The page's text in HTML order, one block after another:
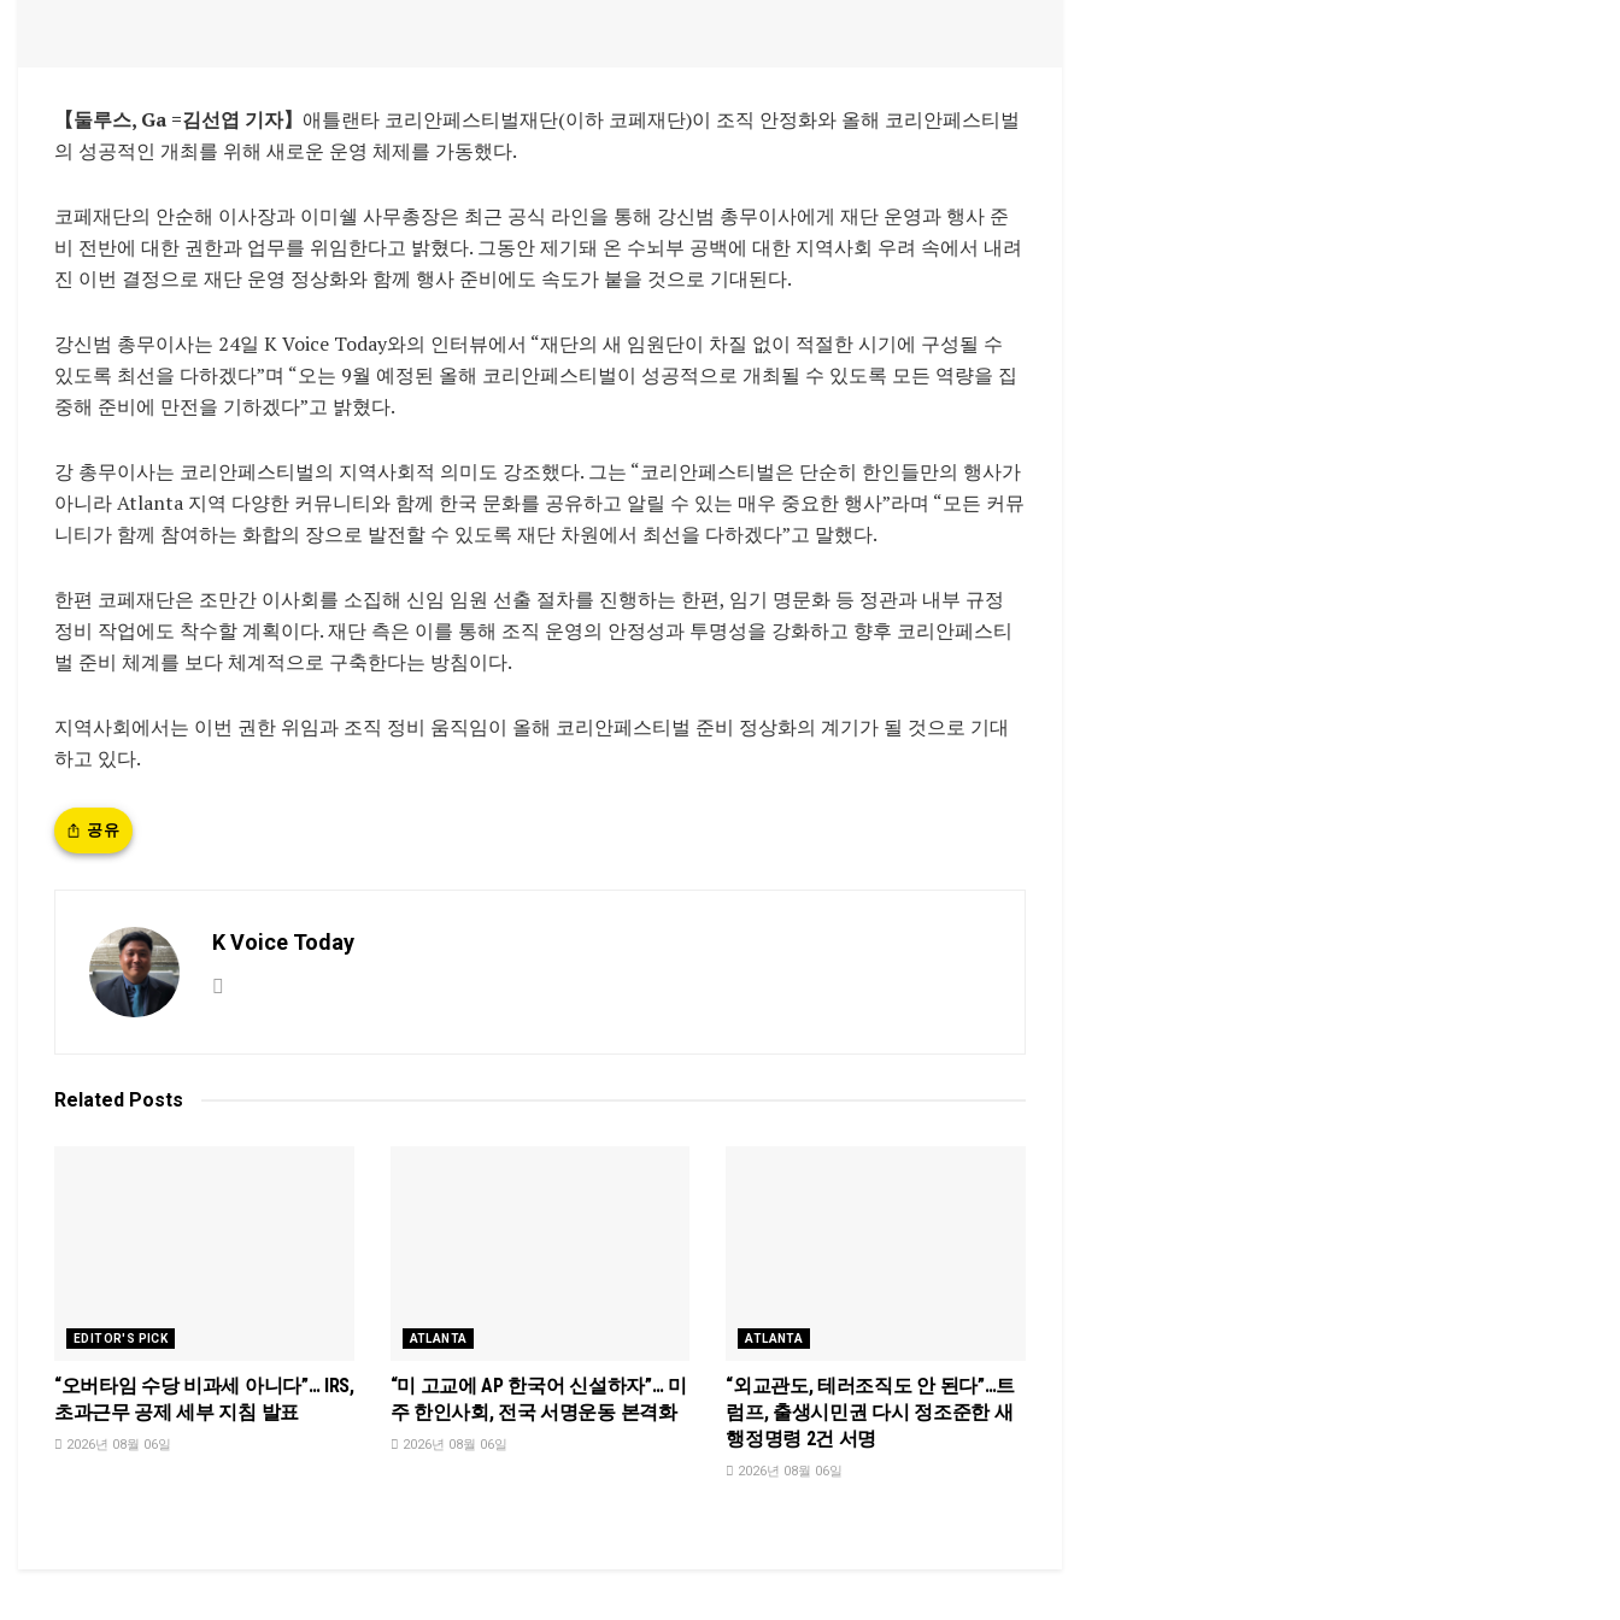
【둘루스, Ga =김선엽 기자】 애틀랜타 코리안페스티벌재단(이하 코페재단)이 조직 안정화와 올해 코리안페스티벌
의 성공적인 개최를 위해 새로운 운영 체제를 가동했다.
코페재단의 안순해 이사장과 이미쉘 사무총장은 최근 공식 라인을 통해 강신범 총무이사에게 재단 운영과 행사 준
비 전반에 대한 권한과 업무를 위임한다고 밝혔다. 그동안 제기돼 온 수뇌부 공백에 대한 지역사회 우려 속에서 내려
진 이번 결정으로 재단 운영 정상화와 함께 행사 준비에도 속도가 붙을 것으로 기대된다.
강신범 총무이사는 24일 K Voice Today와의 인터뷰에서 “재단의 새 임원단이 차질 없이 적절한 시기에 구성될 수
있도록 최선을 다하겠다”며 “오는 9월 예정된 올해 코리안페스티벌이 성공적으로 개최될 수 있도록 모든 역량을 집
중해 준비에 만전을 기하겠다”고 밝혔다.
강 총무이사는 코리안페스티벌의 지역사회적 의미도 강조했다. 그는 “코리안페스티벌은 단순히 한인들만의 행사가
아니라Atlanta 지역 다양한 커뮤니티와 함께 한국 문화를 공유하고 알릴 수 있는 매우 중요한 행사”라며 “모든 커뮤
니티가 함께 참여하는 화합의 장으로 발전할 수 있도록 재단 차원에서 최선을 다하겠다”고 말했다.
한편 코페재단은 조만간 이사회를 소집해 신임 임원 선출 절차를 진행하는 한편, 임기 명문화 등 정관과 내부 규정
정비 작업에도 착수할 계획이다. 재단 측은 이를 통해 조직 운영의 안정성과 투명성을 강화하고 향후 코리안페스티
벌 준비 체계를 보다 체계적으로 구축한다는 방침이다.
지역사회에서는 이번 권한 위임과 조직 정비 움직임이 올해 코리안페스티벌 준비 정상화의 계기가 될 것으로 기대
하고 있다.
공유
K Voice Today
Related Posts
EDITOR'S PICK
“오버타임 수당 비과세 아니다”… IRS,
초과근무 공제 세부 지침 발표
2026년 08월 06일
ATLANTA
“미 고교에 AP 한국어 신설하자”… 미
주 한인사회, 전국 서명운동 본격화
2026년 08월 06일
ATLANTA
“외교관도, 테러조직도 안 된다”…트
럼프, 출생시민권 다시 정조준한 새
행정명령 2건 서명
2026년 08월 06일